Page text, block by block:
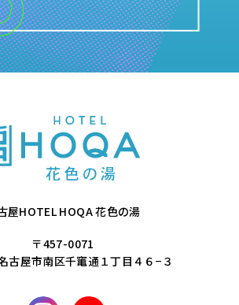
屋HOTEL HOQA 花色の湯
〒457-0071
古屋市南区千竃通１丁目４６−３